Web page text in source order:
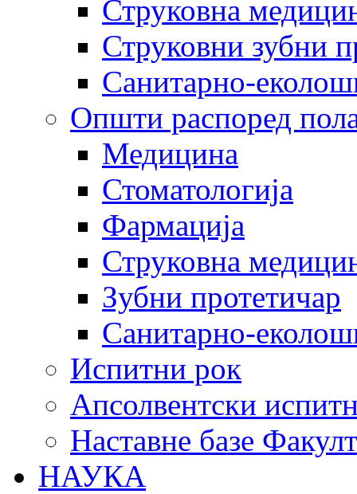
Струковна
Струковни зубни
Санитарно-
Општи распоред
Медицина
Стоматологија
Фармација
Струковна
Зубни протетичар
Санитарно-
Испитни рок
Апсолвентски
Наставне базе
НАУКА